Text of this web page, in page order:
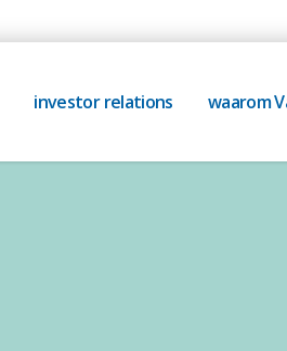
investor relations waarom